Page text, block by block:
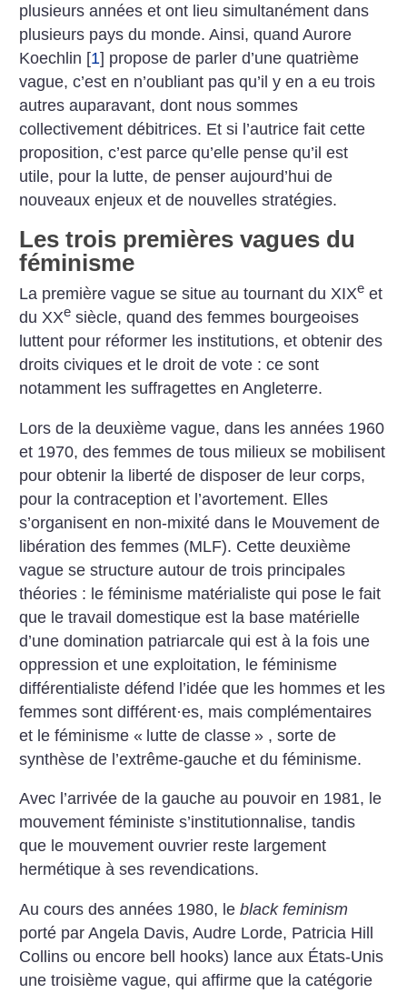
plusieurs années et ont lieu simultanément dans
plusieurs pays du monde. Ainsi, quand Aurore
Koechlin [1] propose de parler d’une quatrième
vague, c’est en n’oubliant pas qu’il y en a eu trois
autres auparavant, dont nous sommes
collectivement débitrices. Et si l’autrice fait cette
proposition, c’est parce qu’elle pense qu’il est
utile, pour la lutte, de penser aujourd’hui de
nouveaux enjeux et de nouvelles stratégies.
Les trois premières vagues du
féminisme
La première vague se situe au tournant du XIXe et
du XXe siècle, quand des femmes bourgeoises
luttent pour réformer les institutions, et obtenir des
droits civiques et le droit de vote : ce sont
notamment les suffragettes en Angleterre.
Lors de la deuxième vague, dans les années 1960
et 1970, des femmes de tous milieux se mobilisent
pour obtenir la liberté de disposer de leur corps,
pour la contraception et l’avortement. Elles
s’organisent en non-mixité dans le Mouvement de
libération des femmes (MLF). Cette deuxième
vague se structure autour de trois principales
théories : le féminisme matérialiste qui pose le fait
que le travail domestique est la base matérielle
d’une domination patriarcale qui est à la fois une
oppression et une exploitation, le féminisme
différentialiste défend l’idée que les hommes et les
femmes sont différent·es, mais complémentaires
et le féminisme « lutte de classe » , sorte de
synthèse de l’extrême-gauche et du féminisme.
Avec l’arrivée de la gauche au pouvoir en 1981, le
mouvement féministe s’institutionnalise, tandis
que le mouvement ouvrier reste largement
hermétique à ses revendications.
Au cours des années 1980, leblack feminism
porté par Angela Davis, Audre Lorde, Patricia Hill
Collins ou encore bell hooks) lance aux États-Unis
une troisième vague, qui affirme que la catégorie